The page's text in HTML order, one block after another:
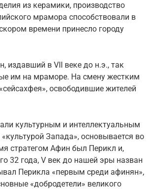
из керамики, производство
мрамора способствовали в
времени принесло городу
издавший в VII веке до н.э., так
им на мраморе. На смену жестким
освободившие жителей
культурным и интеллектуальным
Запада», основывается во
стратегом Афин был Перикл и,
32 года, V век до нашей эры назван
Перикла «первым среди афинян»,
«добродетели» великого